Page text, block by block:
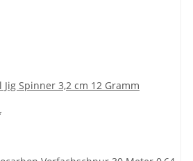
Spinner 3,2 cm 12 Gramm